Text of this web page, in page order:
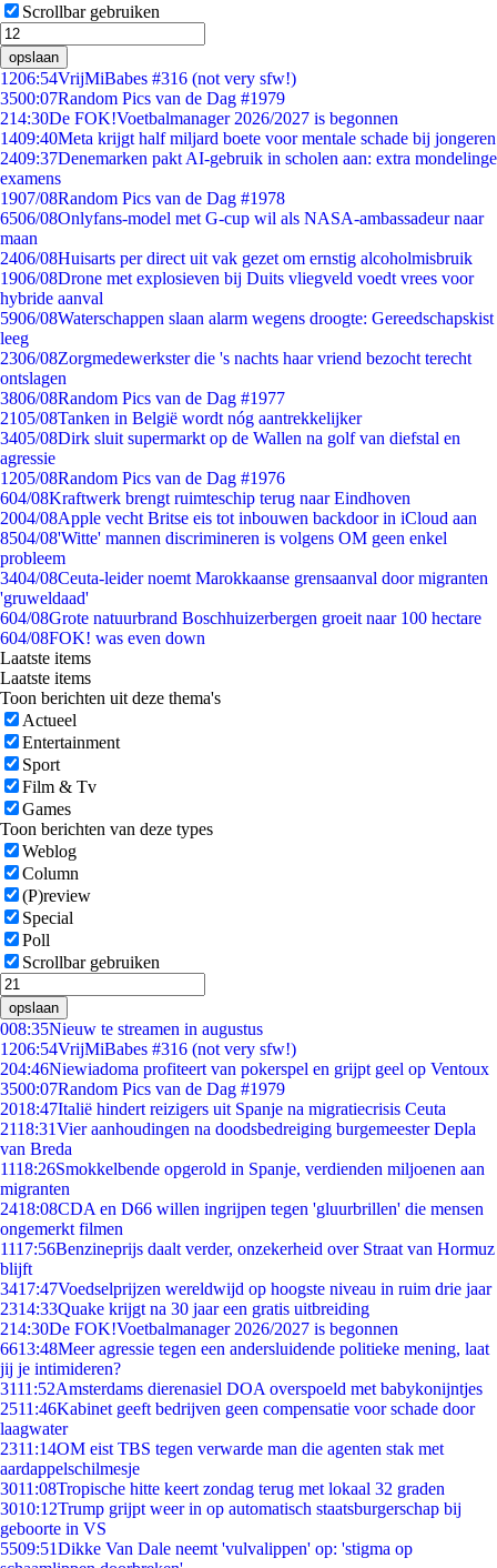
Scrollbar gebruiken
opslaan
1206:54VrijMiBabes #316 (not very sfw!)
3500:07Random Pics van de Dag #1979
214:30De FOK!Voetbalmanager 2026/2027 is begonnen
1409:40Meta krijgt half miljard boete voor mentale schade bij jongeren
2409:37Denemarken pakt AI-gebruik in scholen aan: extra mondelinge
examens
1907/08Random Pics van de Dag #1978
6506/08Onlyfans-model met G-cup wil als NASA-ambassadeur naar
maan
2406/08Huisarts per direct uit vak gezet om ernstig alcoholmisbruik
1906/08Drone met explosieven bij Duits vliegveld voedt vrees voor
hybride aanval
5906/08Waterschappen slaan alarm wegens droogte: Gereedschapskist
leeg
2306/08Zorgmedewerkster die 's nachts haar vriend bezocht terecht
ontslagen
3806/08Random Pics van de Dag #1977
2105/08Tanken in België wordt nóg aantrekkelijker
3405/08Dirk sluit supermarkt op de Wallen na golf van diefstal en
agressie
1205/08Random Pics van de Dag #1976
604/08Kraftwerk brengt ruimteschip terug naar Eindhoven
2004/08Apple vecht Britse eis tot inbouwen backdoor in iCloud aan
8504/08'Witte' mannen discrimineren is volgens OM geen enkel
probleem
3404/08Ceuta-leider noemt Marokkaanse grensaanval door migranten
'gruweldaad'
604/08Grote natuurbrand Boschhuizerbergen groeit naar 100 hectare
604/08FOK! was even down
Laatste items
Laatste items
Toon berichten uit deze thema's
Actueel
Entertainment
Sport
Film & Tv
Games
Toon berichten van deze types
Weblog
Column
(P)review
Special
Poll
Scrollbar gebruiken
opslaan
008:35Nieuw te streamen in augustus
1206:54VrijMiBabes #316 (not very sfw!)
204:46Niewiadoma profiteert van pokerspel en grijpt geel op Ventoux
3500:07Random Pics van de Dag #1979
2018:47Italië hindert reizigers uit Spanje na migratiecrisis Ceuta
2118:31Vier aanhoudingen na doodsbedreiging burgemeester Depla
van Breda
1118:26Smokkelbende opgerold in Spanje, verdienden miljoenen aan
migranten
2418:08CDA en D66 willen ingrijpen tegen 'gluurbrillen' die mensen
ongemerkt filmen
1117:56Benzineprijs daalt verder, onzekerheid over Straat van Hormuz
blijft
3417:47Voedselprijzen wereldwijd op hoogste niveau in ruim drie jaar
2314:33Quake krijgt na 30 jaar een gratis uitbreiding
214:30De FOK!Voetbalmanager 2026/2027 is begonnen
6613:48Meer agressie tegen een andersluidende politieke mening, laat
jij je intimideren?
3111:52Amsterdams dierenasiel DOA overspoeld met babykonijntjes
2511:46Kabinet geeft bedrijven geen compensatie voor schade door
laagwater
2311:14OM eist TBS tegen verwarde man die agenten stak met
aardappelschilmesje
3011:08Tropische hitte keert zondag terug met lokaal 32 graden
3010:12Trump grijpt weer in op automatisch staatsburgerschap bij
geboorte in VS
5509:51Dikke Van Dale neemt 'vulvalippen' op: 'stigma op